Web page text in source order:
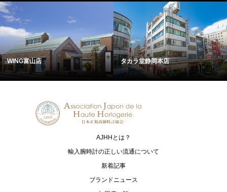
WING富山店 タカラ堂静岡本店
AJHHとは？
輸入腕時計の正しい流通について
新着記事
ブランドニュース